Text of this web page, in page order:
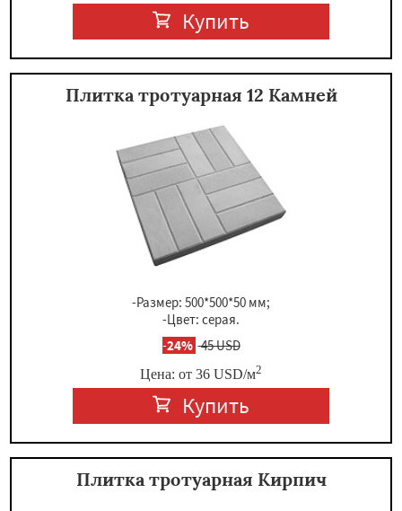
Купить
Плитка тротуарная 12 Камней
-Размер: 500*500*50 мм;
-Цвет: серая.
-24% 45 USD
Цена: от 36 USD/м2
Купить
Плитка тротуарная Кирпич